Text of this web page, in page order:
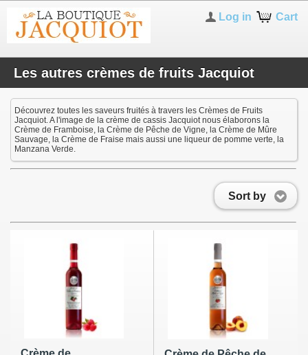
Cart
Log in
Les autres crèmes de fruits Jacquiot
Découvrez toutes les saveurs fruités à travers les Crèmes de Fruits
Jacquiot. A l'image de la crème de cassis Jacquiot nous élaborons la
Crème de Framboise, la Crème de Pêche de Vigne, la Crème de Mûre
Sauvage, la Crème de Fraise mais aussi une liqueur de pomme verte, la
Manzana Verde.
Sort by